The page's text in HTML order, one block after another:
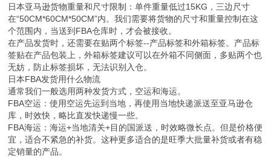
日本亚马逊货物重量和尺寸限制：单件重量低过15KG，三边尺寸
在“50CM*60CM*50CM”内。我们需要将货物的尺寸和重量控制在这
个范围内，当送到FBA仓库时，才会被接收。
在产品发货时，还需要在贴两个标签--产品标签和外箱标签。产品标
签贴在产品包装上，外箱标签建议可以在外箱不同侧面，多贴两个也
无妨，防止标签损坏，无法识别入仓。
日本FBA发货用什么物流
通常我们一般选用两种发货方式，空运和海运。
FBA空运：使用空运先运到当地，再使用当地快递派送至亚马逊仓
库，时效快，略比直发快递慢一些。
FBA海运：海运+当地清关+目的国派送，时效略微长点。但是价格便
宜，适合不紧急的补货。这种更多适合的是旺季大批量补货或者有稳
定销量的产品。